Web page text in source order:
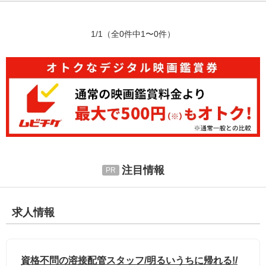
1/1 （全0件中1〜0件）
注目情報
求人情報
資格不問の溶接配管スタッフ/明るいうちに帰れる!/